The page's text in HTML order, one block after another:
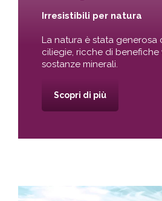
Irresistibili per natura
La natura è stata generosa
ciliegie, ricche di benefiche
sostanze minerali.
Scopri di più